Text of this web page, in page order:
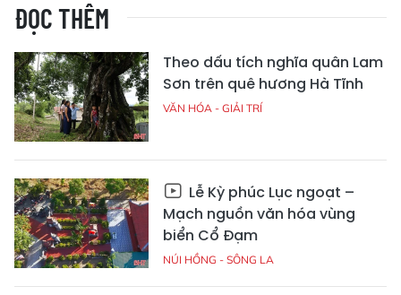
ĐỌC THÊM
Theo dấu tích nghĩa quân Lam
Sơn trên quê hương Hà Tĩnh
VĂN HÓA - GIẢI TRÍ
Lễ Kỳ phúc Lục ngoạt –
Mạch nguồn văn hóa vùng
biển Cổ Đạm
NÚI HỒNG - SÔNG LA